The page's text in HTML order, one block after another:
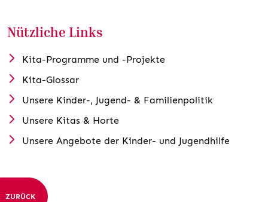
Nützliche Links
Kita-Programme und -Projekte
Kita-Glossar
Unsere Kinder-, Jugend- & Familienpolitik
Unsere Kitas & Horte
Unsere Angebote der Kinder- und Jugendhilfe
ZURÜCK